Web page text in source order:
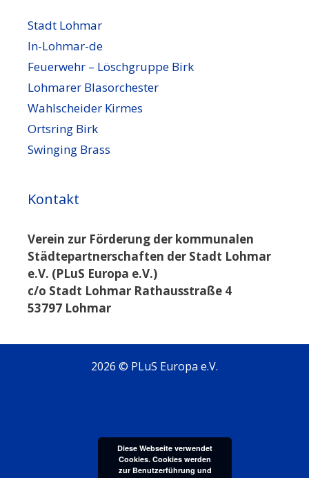
Stadt Lohmar
In-Lohmar-de
Feuerwehr – Löschgruppe Birk
Lohmarer Blasorchester
Wahlscheider Kirmes
Ortsring Birk
Swinging Brass
Kontakt
Verein zur Förderung der kommunalen
Städtepartnerschaften der Stadt Lohmar
e.V. (PLuS Europa e.V.)
c/o Stadt Lohmar Rathausstraße 4
53797 Lohmar
2026 © PLuS Europa e.V.
Diese Webseite verwendet
Cookies. Cookies werden
zur Benutzerführung und